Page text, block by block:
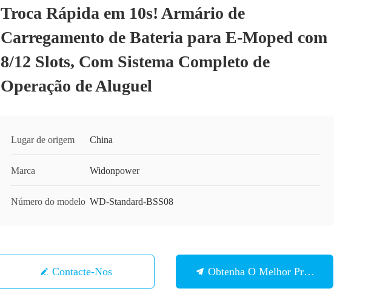
Troca Rápida em 10s! Armário de
Carregamento de Bateria para E-Moped com
8/12 Slots, Com Sistema Completo de
Operação de Aluguel
Lugar de origem China
Marca Widonpower
Número do modelo WD-Standard-BSS08
Contacte-Nos Obtenha O Melhor Preço